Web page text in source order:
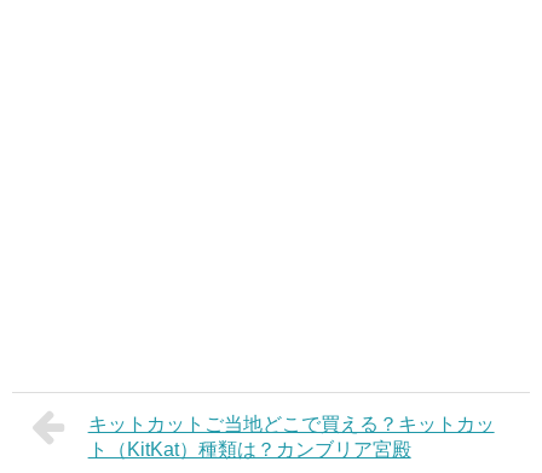
キットカットご当地どこで買える？キットカッ
ト（KitKat）種類は？カンブリア宮殿